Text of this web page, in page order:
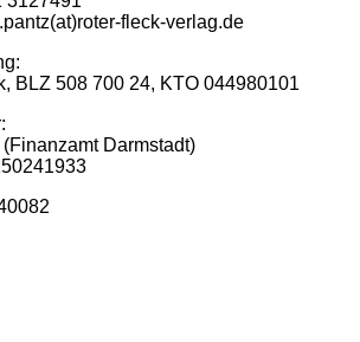
fleck-verlag.de
BLZ 508 700 24, KTO 044980101
Darmstadt)